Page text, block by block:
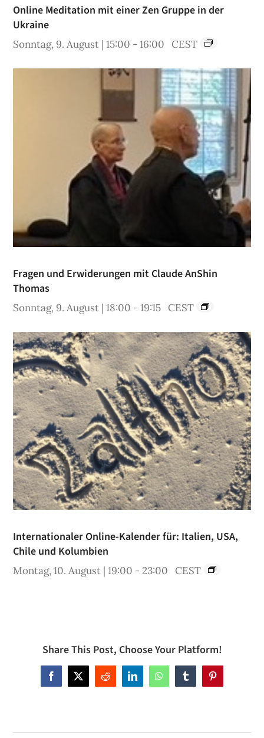
Online Meditation mit einer Zen Gruppe in der
Ukraine
Sonntag, 9. August | 15:00 -16:00 CEST
Fragen und Erwiderungen mit Claude AnShin
Thomas
Sonntag, 9. August | 18:00 -19:15 CEST
Internationaler Online-Kalender für: Italien, USA,
Chile und Kolumbien
Montag, 10. August | 19:00 -23:00 CEST
Share This Post, Choose Your Platform!
Facebook
X Reddit LinkedInWhatsAppTumblrPinterest